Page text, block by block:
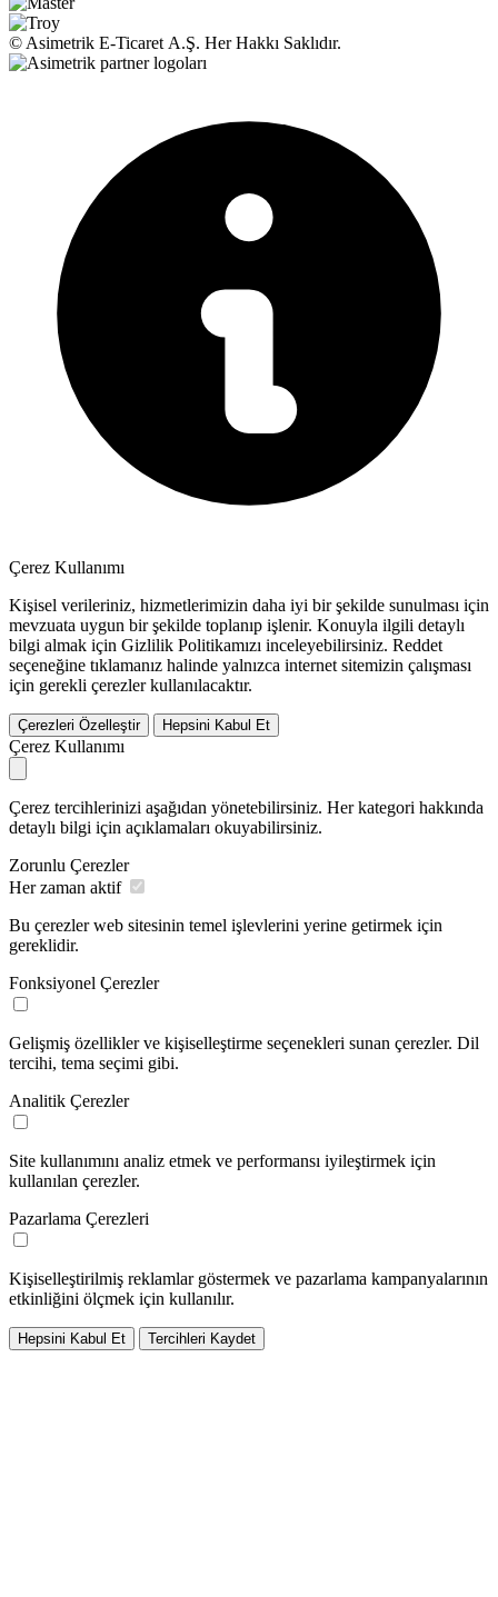
© Asimetrik E‑Ticaret A.Ş. Her Hakkı Saklıdır.
Çerez Kullanımı
Kişisel verileriniz, hizmetlerimizin daha iyi bir şekilde sunulması için
mevzuata uygun bir şekilde toplanıp işlenir. Konuyla ilgili detaylı
bilgi almak için Gizlilik Politikamızı inceleyebilirsiniz. Reddet
seçeneğine tıklamanız halinde yalnızca internet sitemizin çalışması
için gerekli çerezler kullanılacaktır.
Çerezleri Özelleştir Hepsini Kabul Et
Çerez Kullanımı
Çerez tercihlerinizi aşağıdan yönetebilirsiniz. Her kategori hakkında
detaylı bilgi için açıklamaları okuyabilirsiniz.
Zorunlu Çerezler
Her zaman aktif
Bu çerezler web sitesinin temel işlevlerini yerine getirmek için
gereklidir.
Fonksiyonel Çerezler
Gelişmiş özellikler ve kişiselleştirme seçenekleri sunan çerezler. Dil
tercihi, tema seçimi gibi.
Analitik Çerezler
Site kullanımını analiz etmek ve performansı iyileştirmek için
kullanılan çerezler.
Pazarlama Çerezleri
Kişiselleştirilmiş reklamlar göstermek ve pazarlama kampanyalarının
etkinliğini ölçmek için kullanılır.
Hepsini Kabul Et Tercihleri Kaydet